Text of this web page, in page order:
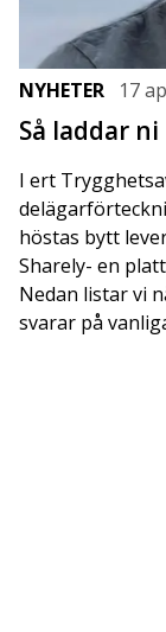
NYHETER 17
Så laddar
I ert
höstas bytt
Sharely- en
Nedan listar vi
svarar på